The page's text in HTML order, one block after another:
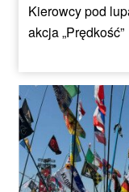
Kierowcy pod
akcja „Prędkość”